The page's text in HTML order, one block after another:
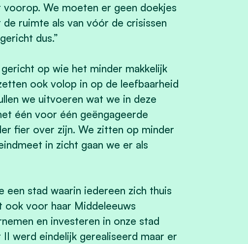
voorop. We moeten er geen doekjes
ruimte als van vóór de crisissen
dus.”
op wie het minder makkelijk
ook volop in op de leefbaarheid
we uitvoeren wat we in deze
één voor één geëngageerde
fier over zijn. We zitten op minder
in zicht gaan we er als
een stad waarin iedereen zich thuis
voor haar Middeleeuws
en investeren in onze stad
werd eindelijk gerealiseerd maar er